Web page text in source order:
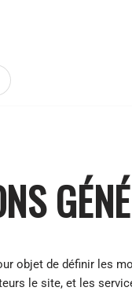
objet de définir les
le site, et les